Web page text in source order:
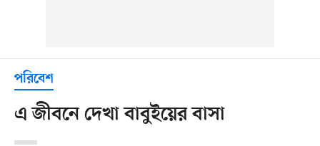
পরিবেশ
এ জীবনে দেখা বাবুইয়ের বাসা